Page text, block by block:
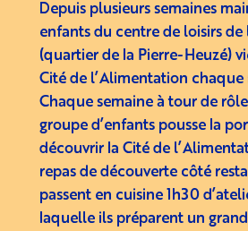
Depuis plusieurs semaines
enfants du centre de loisirs de
(quartier de la Pierre-Heuzé)
Cité de l’Alimentation chaque
Chaque semaine à tour de
groupe d’enfants pousse la
découvrir la Cité de
repas de découverte côté
passent en cuisine 1h30
laquelle ils préparent un